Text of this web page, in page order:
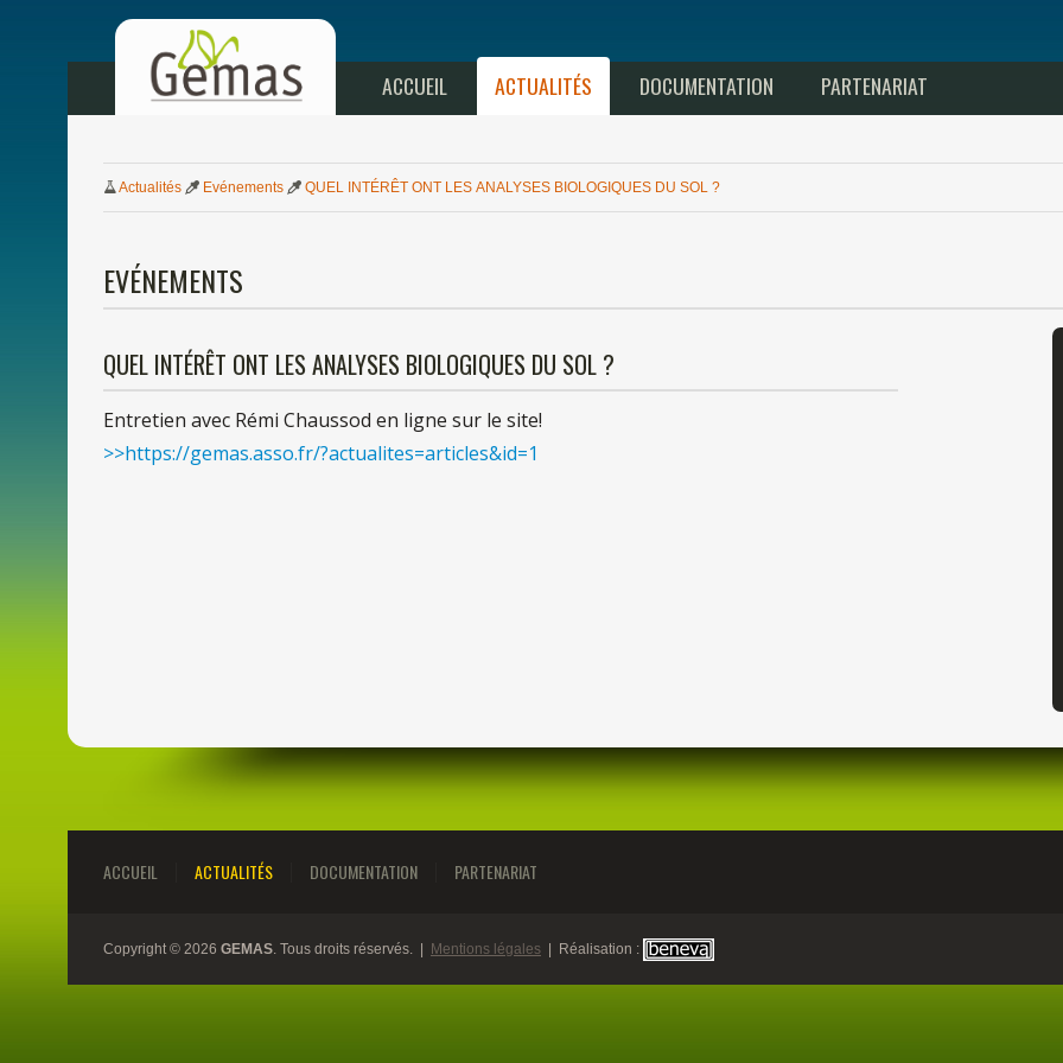
ACCUEIL ACTUALITÉS DOCUMENTATION PARTENARIAT
Actualités Evénements QUEL INTÉRÊT ONT LES ANALYSES BIOLOGIQUES DU SOL ?
EVÉNEMENTS
QUEL INTÉRÊT ONT LES ANALYSES BIOLOGIQUES DU SOL ?
Entretien avec Rémi Chaussod en ligne sur le site!
>>https://gemas.asso.fr/?actualites=articles&id=1
ACCUEIL ACTUALITÉS DOCUMENTATION PARTENARIAT
Copyright © 2026 GEMAS . Tous droits réservés. | Mentions légales | Réalisation :